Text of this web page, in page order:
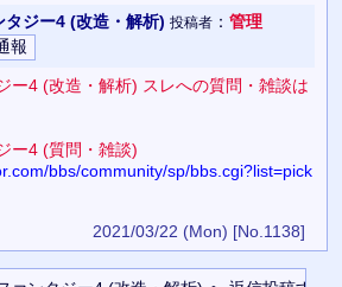
タジー4 (改造・解析) 投稿者： 管理
ー4 (改造・解析) スレへの質問・雑談は
ー4 (質問・雑談)
bbs/community/sp/bbs.cgi?list=pick
2021/03/22 (Mon) [No.1138]